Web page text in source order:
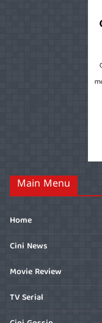
Main Menu
Home
Cini News
Movie Review
TV Serial